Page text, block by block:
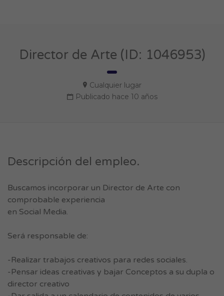
Director de Arte (ID: 1046953)
Cualquier lugar
Publicado hace 10 años
Descripción del empleo.
Buscamos incorporar un Director de Arte con
comprobable experiencia
en Social Media.
Será responsable de:
-Realizar trabajos creativos para redes sociales.
-Pensar ideas creativas y bajar Conceptos a su dupla o
director creativo